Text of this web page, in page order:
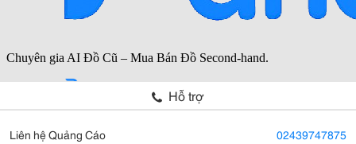
Hỗ trợ
Liên hệ Quảng Cáo 02439747875